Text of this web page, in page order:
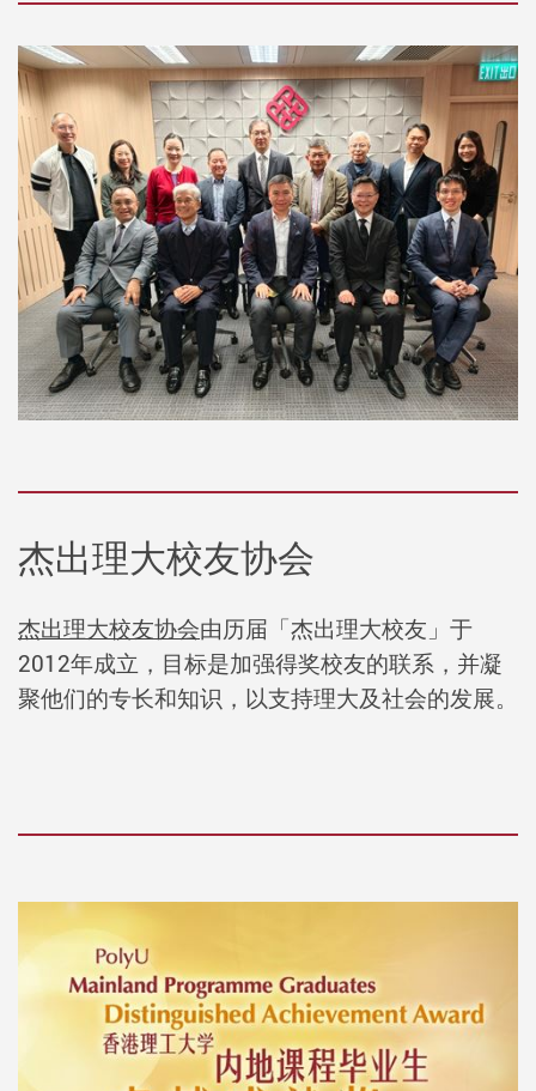
杰出理大校友协会
杰出理大校友协会由历届「杰出理大校友 」于
2012年成立，目标是加强得奖校友的联系，并凝
聚他们的专长和知识，以支持理大及社会的发展。